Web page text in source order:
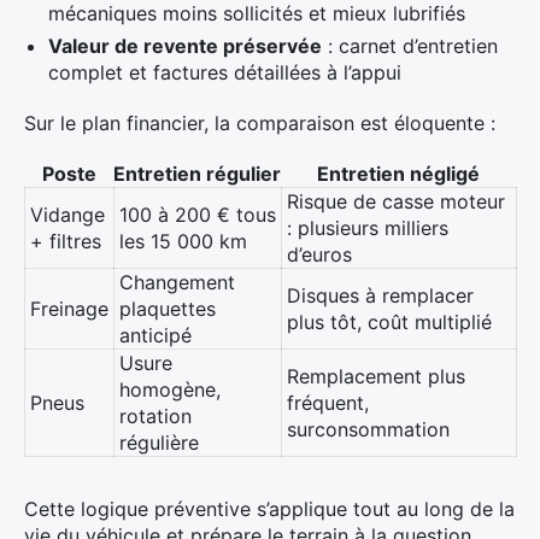
mécaniques moins sollicités et mieux lubrifiés
Valeur de revente préservée : carnet d’entretien
complet et factures détaillées à l’appui
Sur le plan financier, la comparaison est éloquente :
Poste Entretien régulier
Entretien négligé
Vidange
+ filtres
100 à 200 € tous
les 15 000 km
Risque de casse moteur
: plusieurs milliers
d’euros
Freinage
Changement
plaquettes
anticipé
Disques à remplacer
plus tôt, coût multiplié
Pneus
Usure
homogène,
rotation
régulière
Remplacement plus
fréquent,
surconsommation
Cette logique préventive s’applique tout au long de la